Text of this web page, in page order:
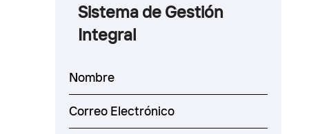
Sistema de Gestión
Integral